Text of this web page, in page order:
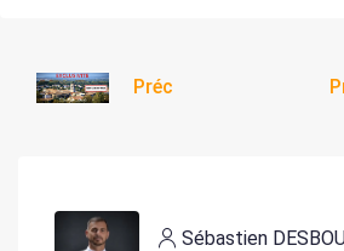
Préc
Sébastien